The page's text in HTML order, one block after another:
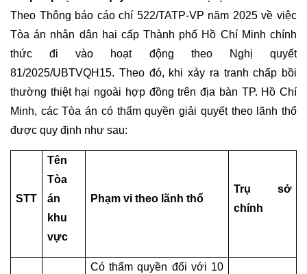
CHẤP
TÀI
SẢN
CHUNG
SAU
LY
HÔN
THỎA
THUẬN
TÀI
SẢN
TRONG
Theo Thông báo cáo chí 522/TATP-VP năm 2025 về việc
Tòa án nhân dân hai cấp Thành phố Hồ Chí Minh chính
thức đi vào hoạt động theo Nghị quyết
81/2025/UBTVQH15. Theo đó, khi xảy ra tranh chấp bồi
thường thiệt hại ngoài hợp đồng trên địa bàn TP. Hồ Chí
Minh, các Tòa án có thẩm quyền giải quyết theo lãnh thổ
được quy định như sau:
STT
Tên
Tòa
án
khu
vực
Phạm vi theo lãnh thổ
Trụ sở
chính
Có thẩm quyền đối với 10